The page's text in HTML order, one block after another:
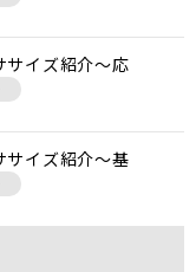
サイズ紹介〜応
サイズ紹介〜基